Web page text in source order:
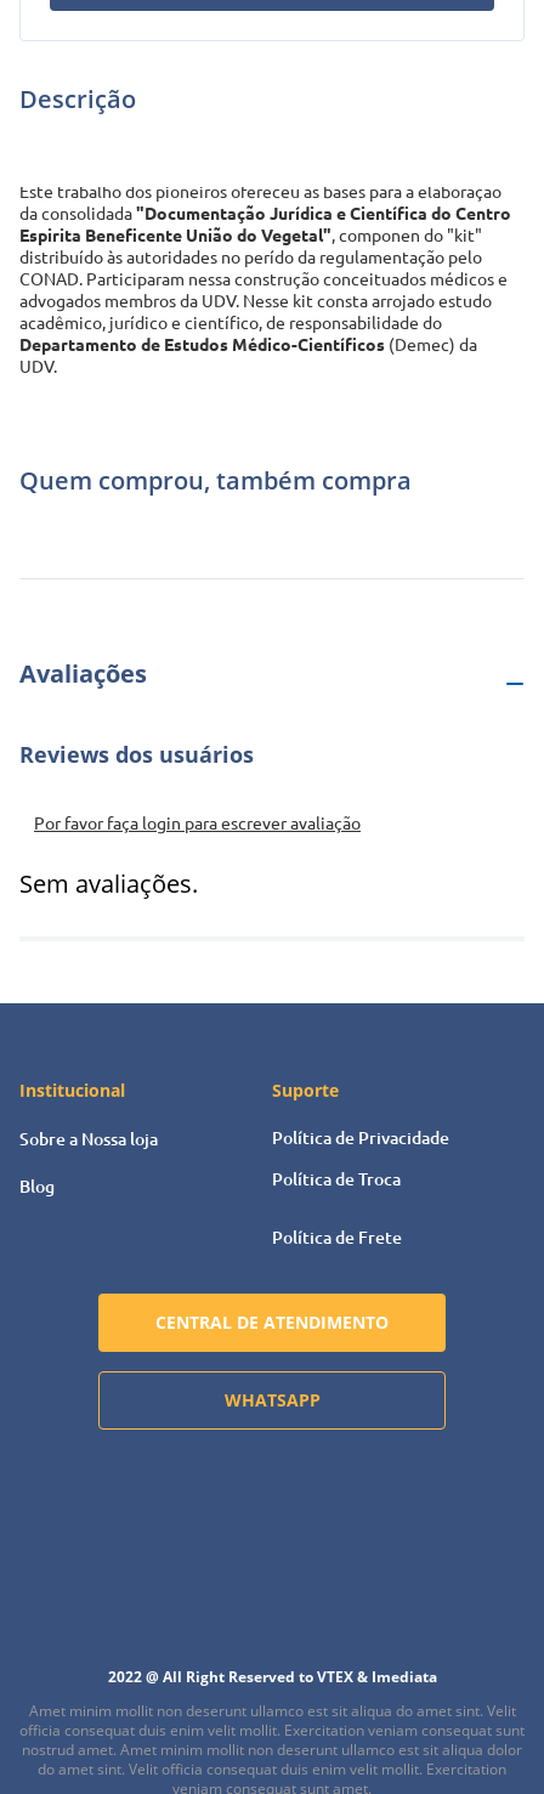
R$65,00
ou PIX
Descrição
Este trabalho dos pioneiros ofereceu as bases para a elaboração
da consolidada "Documentação Jurídica e Científica do Centro
Espirita Beneficente União do Vegetal", componen do "kit"
distribuído às autoridades no perído da regulamentação pelo
CONAD. Participaram nessa construção conceituados médicos e
advogados membros da UDV. Nesse kit consta arrojado estudo
acadêmico, jurídico e científico, de responsabilidade do
Departamento de Estudos Médico-Científicos (Demec) da
UDV.
Quem comprou, também compra
Avaliações
Por favor faça login para escrever avaliação
Sem avaliações.
Institucional
Sobre a Nossa loja
Blog
Suporte
Política de Privacidade
Política de Troca
Política de Frete
CENTRAL DE ATENDIMENTO
WHATSAPP
2022 @ All Right Reserved to VTEX & Imediata
Amet minim mollit non deserunt ullamco est sit aliqua do amet sint. Velit
officia consequat duis enim velit mollit. Exercitation veniam consequat sunt
nostrud amet. Amet minim mollit non deserunt ullamco est sit aliqua dolor
do amet sint. Velit officia consequat duis enim velit mollit. Exercitation
veniam consequat sunt amet.